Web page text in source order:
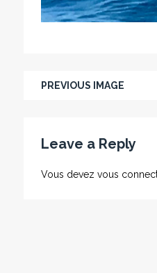
PREVIOUS IMAGE
Leave a Reply
Vous devez vous